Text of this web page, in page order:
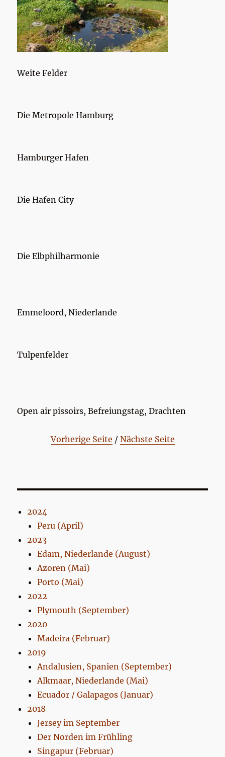
Weite Felder
Die Metropole Hamburg
Hamburger Hafen
Die Hafen City
Die Elbphilharmonie
Emmeloord, Niederlande
Tulpenfelder
Open air pissoirs, Befreiungstag, Drachten
Vorherige Seite / Nächste Seite
2024
Peru (April)
2023
Edam, Niederlande (August)
Azoren (Mai)
Porto (Mai)
2022
Plymouth (September)
2020
Madeira (Februar)
2019
Andalusien, Spanien (September)
Alkmaar, Niederlande (Mai)
Ecuador / Galapagos (Januar)
2018
Jersey im September
Der Norden im Frühling
Singapur (Februar)